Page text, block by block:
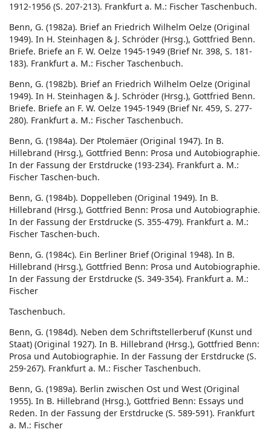
1912-1956 (S. 207-213). Frankfurt a. M.: Fischer Taschenbuch.
Benn, G. (1982a). Brief an Friedrich Wilhelm Oelze (Original
1949). In H. Steinhagen & J. Schröder (Hrsg.), Gottfried Benn.
Briefe. Briefe an F. W. Oelze 1945-1949 (Brief Nr. 398, S. 181-
183). Frankfurt a. M.: Fischer Taschenbuch.
Benn, G. (1982b). Brief an Friedrich Wilhelm Oelze (Original
1949). In H. Steinhagen & J. Schröder (Hrsg.), Gottfried Benn.
Briefe. Briefe an F. W. Oelze 1945-1949 (Brief Nr. 459, S. 277-
280). Frankfurt a. M.: Fischer Taschenbuch.
Benn, G. (1984a). Der Ptolemäer (Original 1947). In B.
Hillebrand (Hrsg.), Gottfried Benn: Prosa und Autobiographie.
In der Fassung der Erstdrucke (193-234). Frankfurt a. M.:
Fischer Taschen-buch.
Benn, G. (1984b). Doppelleben (Original 1949). In B.
Hillebrand (Hrsg.), Gottfried Benn: Prosa und Autobiographie.
In der Fassung der Erstdrucke (S. 355-479). Frankfurt a. M.:
Fischer Taschen-buch.
Benn, G. (1984c). Ein Berliner Brief (Original 1948). In B.
Hillebrand (Hrsg.), Gottfried Benn: Prosa und Autobiographie.
In der Fassung der Erstdrucke (S. 349-354). Frankfurt a. M.:
Fischer
Taschenbuch.
Benn, G. (1984d). Neben dem Schriftstellerberuf (Kunst und
Staat) (Original 1927). In B. Hillebrand (Hrsg.), Gottfried Benn:
Prosa und Autobiographie. In der Fassung der Erstdrucke (S.
259-267). Frankfurt a. M.: Fischer Taschenbuch.
Benn, G. (1989a). Berlin zwischen Ost und West (Original
1955). In B. Hillebrand (Hrsg.), Gottfried Benn: Essays und
Reden. In der Fassung der Erstdrucke (S. 589-591). Frankfurt
a. M.: Fischer